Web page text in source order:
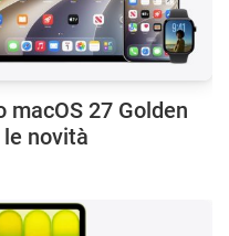
27 Golden
novità